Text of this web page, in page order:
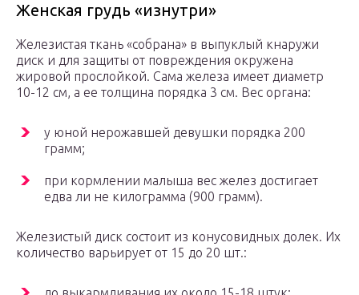
Женская грудь «изнутри»
Железистая ткань «собрана» в выпуклый кнаружи
диск и для защиты от повреждения окружена
жировой прослойкой. Сама железа имеет диаметр
10-12 см, а ее толщина порядка 3 см. Вес органа:
у юной нерожавшей девушки порядка 200
грамм;
при кормлении малыша вес желез достигает
едва ли не килограмма (900 грамм).
Железистый диск состоит из конусовидных долек. Их
количество варьирует от 15 до 20 шт.: